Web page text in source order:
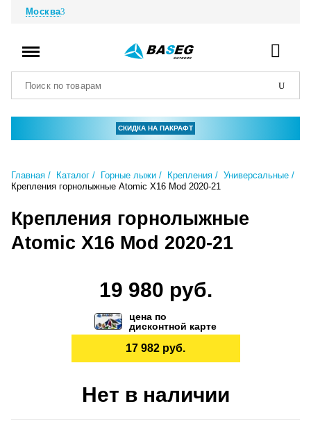
Москва
СКИДКА НА ПАКРАФТ
Главная Каталог Горные лыжи Крепления
Универсальные
Крепления горнолыжные Atomic X16 Mod 2020-21
Крепления горнолыжные
Atomic X16 Mod 2020-21
19 980 руб.
цена по
дисконтной карте
17 982 руб.
Нет в наличии